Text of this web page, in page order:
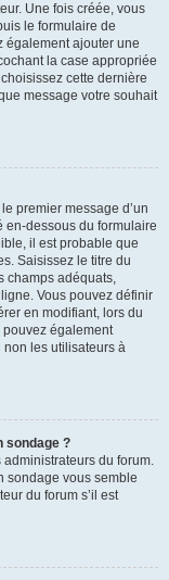
Une fois créée, vous
le formulaire de
également ajouter une
la case appropriée
cette dernière
message votre souhait
premier message d’un
en-dessous du formulaire
il est probable que
Saisissez le titre du
champs adéquats,
Vous pouvez définir
en modifiant, lors du
pouvez également
non les utilisateurs à
sondage ?
administrateurs du forum.
sondage vous semble
du forum s’il est